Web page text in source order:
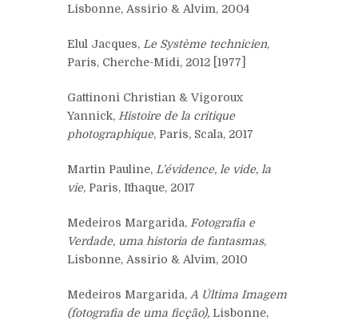
Lisbonne, Assirio & Alvim, 2004
Elul Jacques, Le Système technicien,
Paris, Cherche-Midi, 2012 [1977]
Gattinoni Christian & Vigoroux
Yannick, Histoire de la critique
photographique, Paris, Scala, 2017
Martin Pauline, L’évidence, le vide, la
vie, Paris, Ithaque, 2017
Medeiros Margarida, Fotografia e
Verdade, uma historia de fantasmas,
Lisbonne, Assirio & Alvim, 2010
Medeiros Margarida, A Última Imagem
(fotografia de uma ficção), Lisbonne,